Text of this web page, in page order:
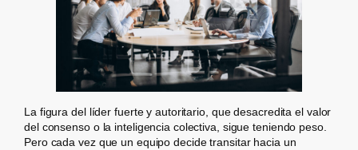
La figura del líder fuerte y autoritario, que desacredita el valor
del consenso o la inteligencia colectiva, sigue teniendo peso.
Pero cada vez que un equipo decide transitar hacia un